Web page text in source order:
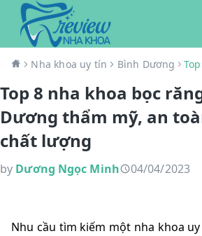
Nha khoa uy tín Bình Dương
Top 8 nha khoa bọc
Dương thẩm mỹ, an
chất lượng
by Dương Ngọc Minh 04/04/2023
Nhu cầu tìm kiếm một nha khoa